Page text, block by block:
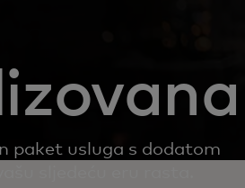
paket usluga s dodatom